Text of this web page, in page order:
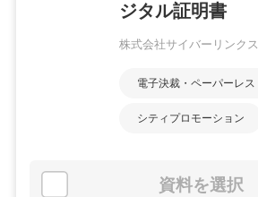
ジタル証明書
株式会社サイバーリンクス
電子決裁・ペーパーレス
シティプロモーション
資料を選択